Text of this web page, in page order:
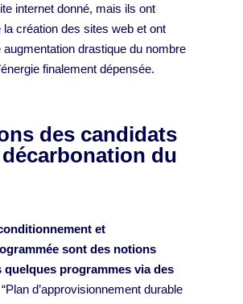
internet donné, mais ils ont
création des sites web et ont
augmentation drastique du nombre
finalement dépensée.
des candidats
du
et
sont des notions
quelques programmes via des
“Plan d’approvisionnement durable